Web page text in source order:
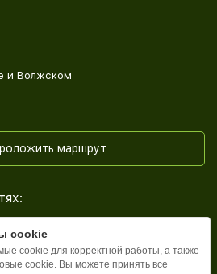
и Волжском
маршрут
cookie
cookie для корректной работы, а также
cookie. Вы можете принять все